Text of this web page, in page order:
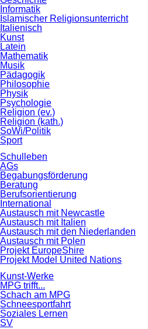
Informatik
Islamischer Religionsunterricht
Italienisch
Kunst
Latein
Mathematik
Musik
Pädagogik
Philosophie
Physik
Psychologie
Religion (ev.)
Religion (kath.)
SoWi/Politik
Sport
Schulleben
AGs
Begabungsförderung
Beratung
Berufsorientierung
International
Austausch mit Newcastle
Austausch mit Italien
Austausch mit den Niederlanden
Austausch mit Polen
Projekt EuropeShire
Projekt Model United Nations
Kunst-Werke
MPG trifft...
Schach am MPG
Schneesportfahrt
Soziales Lernen
SV